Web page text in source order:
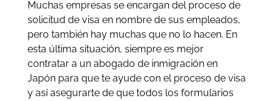
Muchas empresas se encargan del proceso de
solicitud de visa en nombre de sus empleados,
pero también hay muchas que no lo hacen. En
esta última situación, siempre es mejor
contratar a un abogado de inmigración en
Japón para que te ayude con el proceso de visa
y así asegurarte de que todos los formularios